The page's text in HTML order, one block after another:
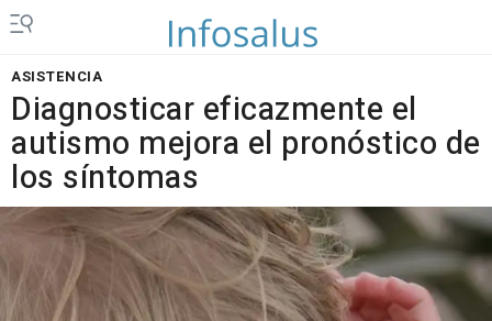
ASISTENCIA
Diagnosticar eficazmente el
autismo mejora el pronóstico de
los síntomas